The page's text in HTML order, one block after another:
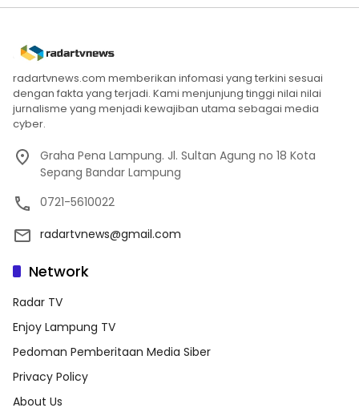
radartvnews.com memberikan infomasi yang terkini sesuai
dengan fakta yang terjadi. Kami menjunjung tinggi nilai nilai
jurnalisme yang menjadi kewajiban utama sebagai media
cyber.
Graha Pena Lampung. Jl. Sultan Agung no 18 Kota
Sepang Bandar Lampung
0721-5610022
radartvnews@gmail.com
Network
Radar TV
Enjoy Lampung TV
Pedoman Pemberitaan Media Siber
Privacy Policy
About Us